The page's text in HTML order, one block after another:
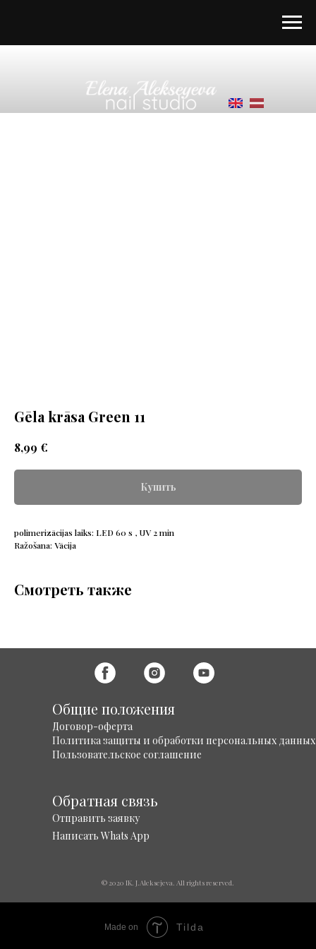
Gēla krāsa Green 11
8,99 €
Купить
polimerizācijas laiks: LED 60 s , UV 2 min
Ražošana: Vācija
Смотреть также
Общие положения
Договор-оферта
Политика защиты и обработки персональных данных
Пользовательское соглашение
Обратная связь
Написать Whats App
Отправить заявку
© 2020 IK. J.Aleksejeva. All rights reserved.
Made on Tilda